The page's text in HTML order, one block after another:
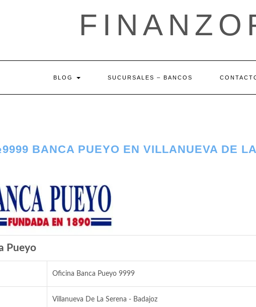
BLOG SUCURSALES – BANCOS
BANCA PUEYO EN VILLANUEVA DE LA
Pueyo
Oficina Banca Pueyo 9999
Villanueva De La Serena - Badajoz